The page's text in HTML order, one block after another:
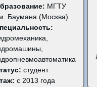
МГТУ
Баумана (Москва)
студент
с 2013 года